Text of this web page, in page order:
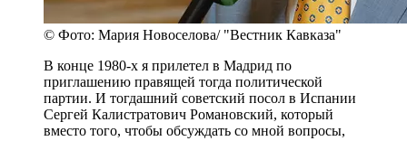
© Фото: Мария Новоселова/ "Вестник Кавказа"
В конце 1980-х я прилетел в Мадрид по
приглашению правящей тогда политической
партии. И тогдашний советский посол в Испании
Сергей Калистратович Романовский, который
вместо того, чтобы обсуждать со мной вопросы,